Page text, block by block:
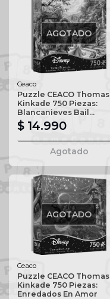
AGOTADO
Ceaco
Puzzle CEACO Thomas
Kinkade 750 Piezas:
Blancanieves Bail...
$ 14.990
Agotado
AGOTADO
Ceaco
Puzzle CEACO Thomas
Kinkade 750 Piezas:
Enredados En Amor